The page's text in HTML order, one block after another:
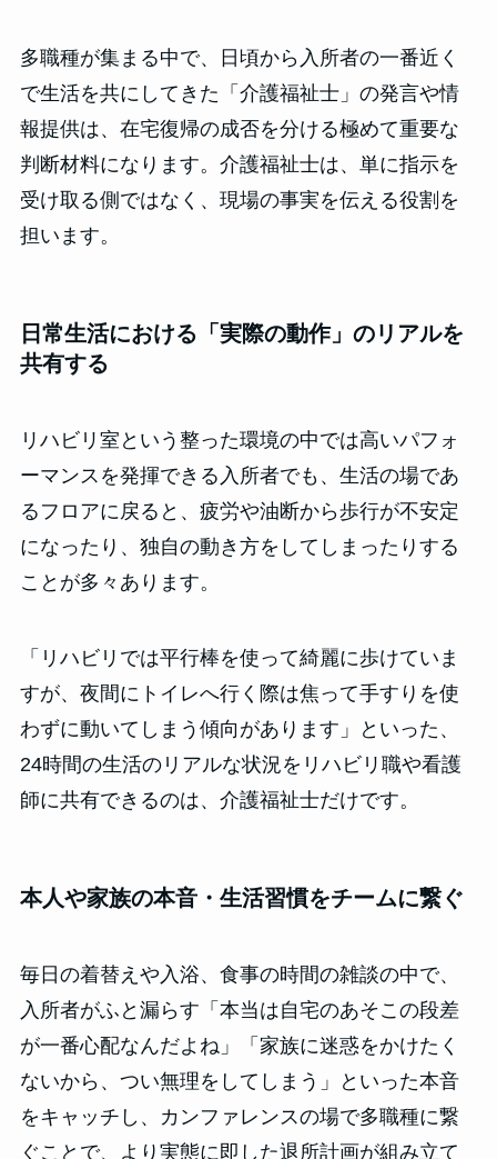
多職種が集まる中で、日頃から入所者の一番近く
で生活を共にしてきた「介護福祉士」の発言や情
報提供は、在宅復帰の成否を分ける極めて重要な
判断材料になります。介護福祉士は、単に指示を
受け取る側ではなく、現場の事実を伝える役割を
担います。
日常生活における「実際の動作」のリアルを
共有する
リハビリ室という整った環境の中では高いパフォ
ーマンスを発揮できる入所者でも、生活の場であ
るフロアに戻ると、疲労や油断から歩行が不安定
になったり、独自の動き方をしてしまったりする
ことが多々あります。
「リハビリでは平行棒を使って綺麗に歩けていま
すが、夜間にトイレへ行く際は焦って手すりを使
わずに動いてしまう傾向があります」といった、
24時間の生活のリアルな状況をリハビリ職や看護
師に共有できるのは、介護福祉士だけです。
本人や家族の本音・生活習慣をチームに繋ぐ
毎日の着替えや入浴、食事の時間の雑談の中で、
入所者がふと漏らす「本当は自宅のあそこの段差
が一番心配なんだよね」「家族に迷惑をかけたく
ないから、つい無理をしてしまう」といった本音
をキャッチし、カンファレンスの場で多職種に繋
ぐことで、より実態に即した退所計画が組み立て